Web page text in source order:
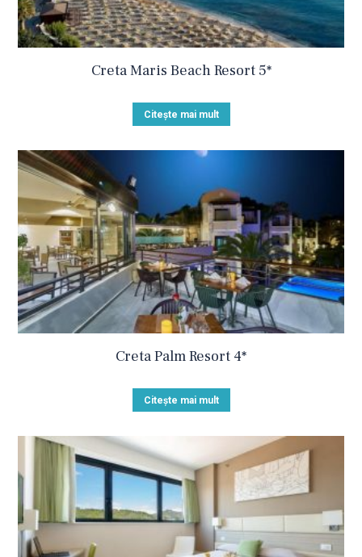
Creta Maris Beach Resort 5*
Citește mai mult
Creta Palm Resort 4*
Citește mai mult